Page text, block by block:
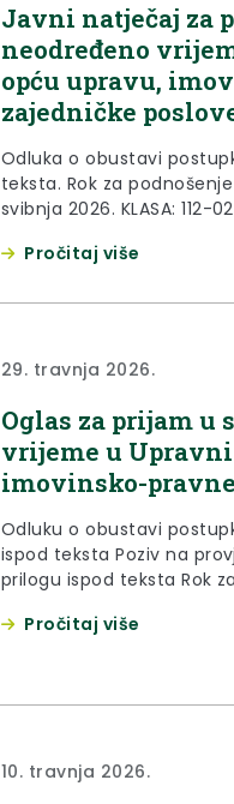
Javni natječaj za
neodređeno
opću upravu,
zajedničke
Odluka o obustavi
teksta. Rok za
svibnja 2026. KLASA: 112-
stavka 1. Zakona o
novine”, broj 86/08., 61/
Pročitaj više
29. travnja 2026.
Oglas za prijam u
vrijeme u Upravni
imovinsko-
Odluku o obustavi
ispod teksta Poziv na
prilogu ispod teksta Rok
2140-05/1-26-1 Krapina,
Pročitaj više
10. travnja 2026.